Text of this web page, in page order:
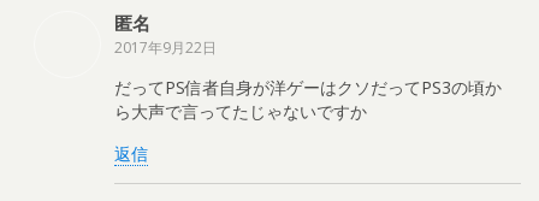
匿名
2017年9月22日
だってPS信者自身が洋ゲーはクソだってPS3の頃か
ら大声で言ってたじゃないですか
返信